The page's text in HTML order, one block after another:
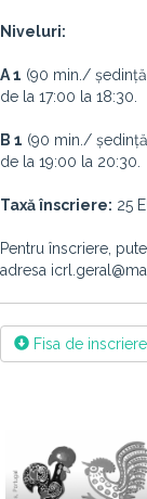
Niveluri:
A 1 (90 min./
de la 17:00 la 18:30.
B 1 (90 min./
de la 19:00 la 20:30.
Taxă înscriere: 25
Pentru înscriere,
adresa
Fisa de inscriere